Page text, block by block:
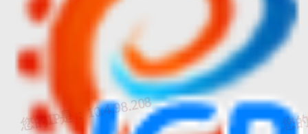
40 济南鼎兴建筑机械租赁有限公司 起重设备安装工
41 济南华讯通信工程有限公司 建筑机电安装工
42 济南隆鑫门窗设备有限公司 建筑装修装饰工
济南齐铁工程技术有限公司 电子与智能化工